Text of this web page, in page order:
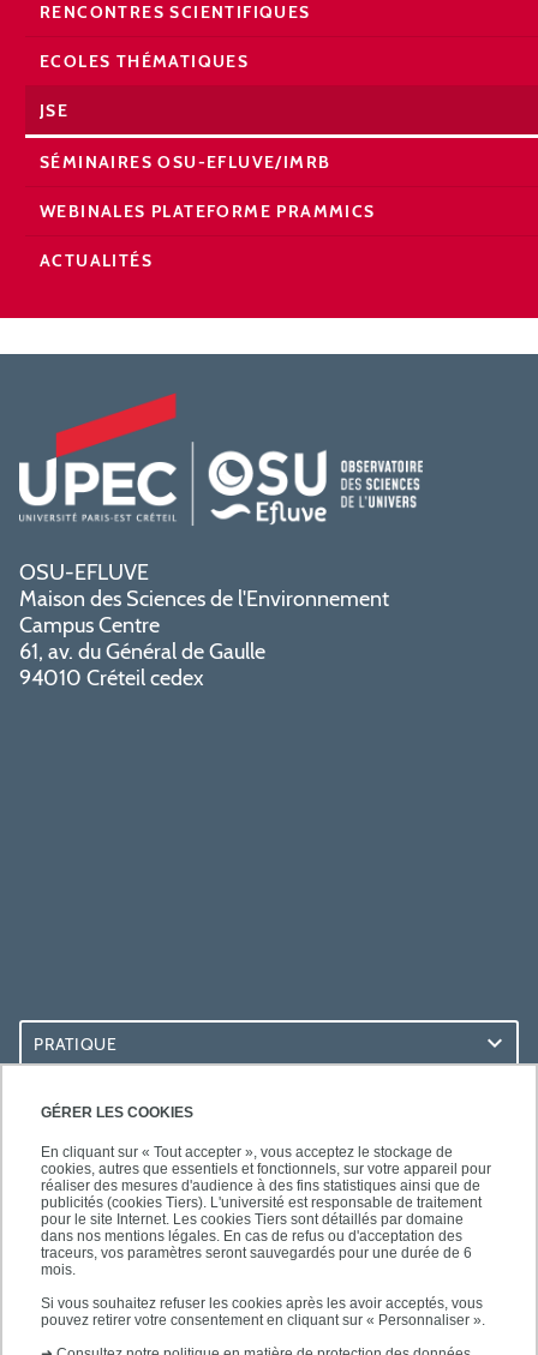
GÉRER LES COOKIES
En cliquant sur « Tout accepter », vous acceptez le stockage de
cookies, autres que essentiels et fonctionnels, sur votre appareil pour
réaliser des mesures d'audience à des fins statistiques ainsi que de
publicités (cookies Tiers). L'université est responsable de traitement
pour le site Internet. Les cookies Tiers sont détaillés par domaine
dans nos mentions légales. En cas de refus ou d'acceptation des
traceurs, vos paramètres seront sauvegardés pour une durée de 6
mois.
Si vous souhaitez refuser les cookies après les avoir acceptés, vous
pouvez retirer votre consentement en cliquant sur « Personnaliser ».
RENCONTRES SCIENTIFIQUES
ECOLES THÉMATIQUES
JSE
SÉMINAIRES OSU-EFLUVE/IMRB
WEBINALES PLATEFORME PRAMMICS
ACTUALITÉS
OSU-EFLUVE
Maison des Sciences de l'Environnement
Campus Centre
61, av. du Général de Gaulle
94010 Créteil cedex
PRATIQUE
ACCÈS RAPIDES
SUIVEZ-NOUS